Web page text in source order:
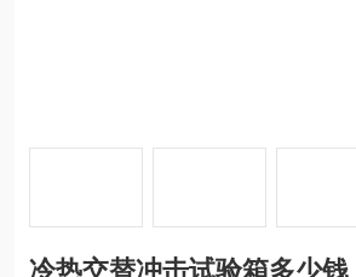
冷热交替冲击试验箱多少钱